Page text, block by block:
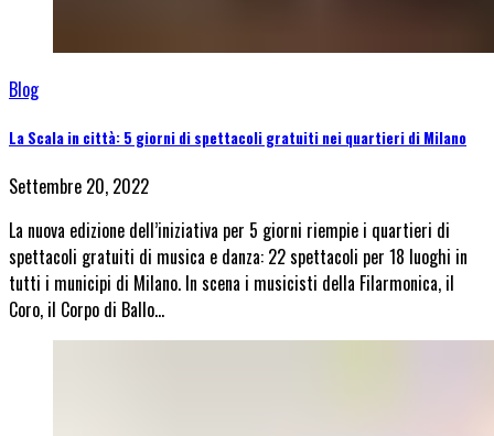
Blog
La Scala in città: 5 giorni di spettacoli gratuiti nei quartieri di Milano
Settembre 20, 2022
La nuova edizione dell’iniziativa per 5 giorni riempie i quartieri di
spettacoli gratuiti di musica e danza: 22 spettacoli per 18 luoghi in
tutti i municipi di Milano. In scena i musicisti della Filarmonica, il
Coro, il Corpo di Ballo…